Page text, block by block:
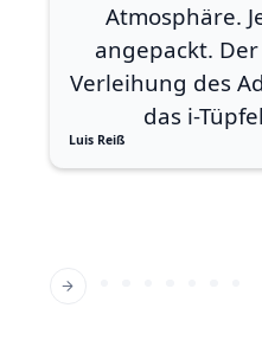
Atmosphäre.
angepackt.
Verleihung des
das i-
Luis Reiß